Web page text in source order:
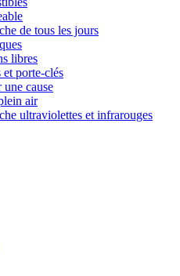
de tous les jours
libres
porte-clés
cause
air
ultraviolettes et infrarouges